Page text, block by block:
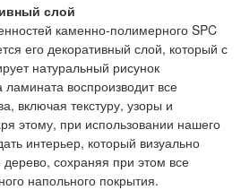
слой
каменно-полимерного SPC
его декоративный слой, который с
натуральный рисунок
воспроизводит все
включая текстуру, узоры и
этому, при использовании нашего
интерьер, который визуально
сохраняя при этом все
напольного покрытия.